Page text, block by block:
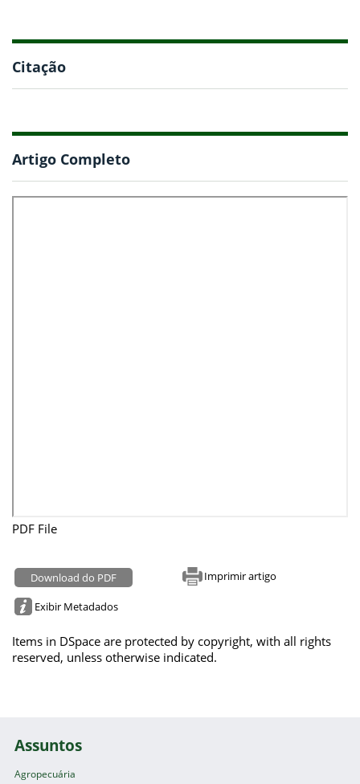
Citação
Artigo Completo
PDF File
Download do PDF Imprimir artigo
Exibir Metadados
Items in DSpace are protected by copyright, with all rights
reserved, unless otherwise indicated.
Assuntos
Agropecuária